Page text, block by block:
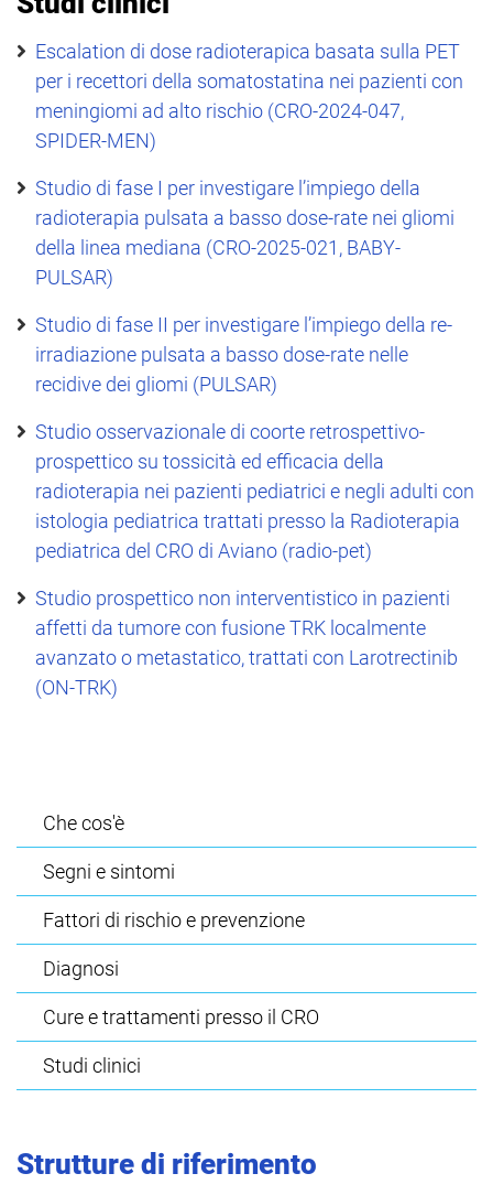
Escalation di dose radioterapica basata sulla PET
per i recettori della somatostatina nei pazienti con
meningiomi ad alto rischio (CRO-2024-047,
SPIDER-MEN)
Studio di fase I per investigare l’impiego della
radioterapia pulsata a basso dose-rate nei gliomi
della linea mediana (CRO-2025-021, BABY-
PULSAR)
Studio di fase II per investigare l’impiego della re-
irradiazione pulsata a basso dose-rate nelle
recidive dei gliomi (PULSAR)
Studio osservazionale di coorte retrospettivo-
prospettico su tossicità ed efficacia della
radioterapia nei pazienti pediatrici e negli adulti con
istologia pediatrica trattati presso la Radioterapia
pediatrica del CRO di Aviano (radio-pet)
Studio prospettico non interventistico in pazienti
affetti da tumore con fusione TRK localmente
avanzato o metastatico, trattati con Larotrectinib
(ON-TRK)
Che cos'è
Segni e sintomi
Fattori di rischio e prevenzione
Diagnosi
Cure e trattamenti presso il CRO
Studi clinici
Strutture di riferimento